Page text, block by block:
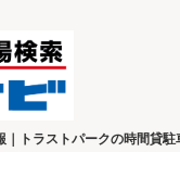
｜トラストパークの時間貸駐